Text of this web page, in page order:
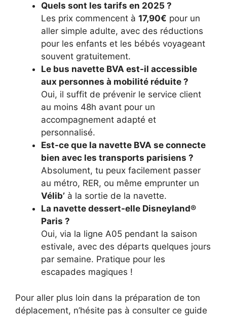
Quels sont les tarifs en 2025 ?
Les prix commencent à 17,90€ pour un
aller simple adulte, avec des réductions
pour les enfants et les bébés voyageant
souvent gratuitement.
Le bus navette BVA est-il accessible
aux personnes à mobilité réduite ?
Oui, il suffit de prévenir le service client
au moins 48h avant pour un
accompagnement adapté et
personnalisé.
Est-ce que la navette BVA se connecte
bien avec les transports parisiens ?
Absolument, tu peux facilement passer
au métro, RER, ou même emprunter un
Vélib’ à la sortie de la navette.
La navette dessert-elle Disneyland®
Paris ?
Oui, via la ligne A05 pendant la saison
estivale, avec des départs quelques jours
par semaine. Pratique pour les
escapades magiques !
Pour aller plus loin dans la préparation de ton
déplacement, n’hésite pas à consulter ce guide